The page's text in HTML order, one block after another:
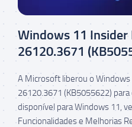
Windows 11 Insider
26120.3671
A Microsoft liberou o
26120.3671 (KB5055622)
disponível para Windows 11,
Funcionalidades e Melhorias